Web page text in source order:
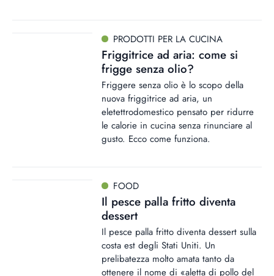
PRODOTTI PER LA CUCINA
Friggitrice ad aria: come si
frigge senza olio?
Friggere senza olio è lo scopo della
nuova friggitrice ad aria, un
eletettrodomestico pensato per ridurre
le calorie in cucina senza rinunciare al
gusto. Ecco come funziona.
FOOD
Il pesce palla fritto diventa
dessert
Il pesce palla fritto diventa dessert sulla
costa est degli Stati Uniti. Un
prelibatezza molto amata tanto da
ottenere il nome di «aletta di pollo del